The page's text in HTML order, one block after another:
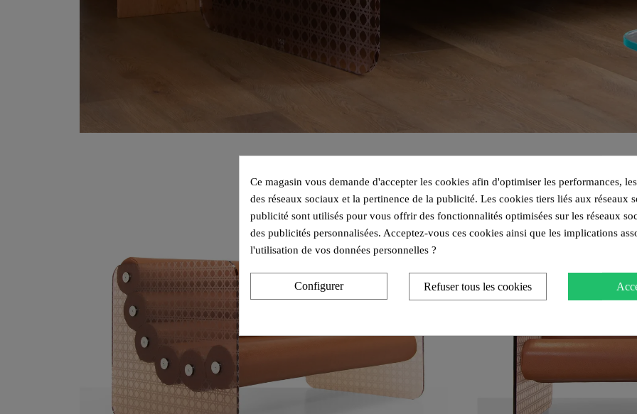
Ce magasin vous demande d'accepter les cookies afin d'optimiser les performances,
des réseaux sociaux et la pertinence de la publicité. Les cookies tiers liés aux réseaux
publicité sont utilisés pour vous offrir des fonctionnalités optimisées sur les réseaux
des publicités personnalisées. Acceptez-vous ces cookies ainsi que les implications
l'utilisation de vos données personnelles ?
Refuser tous les cookies
Configurer